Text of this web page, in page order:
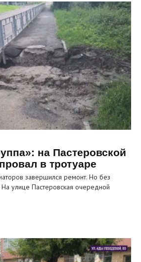
на Пастеровской
в тротуаре
завершился ремонт. Но без
улице Пастеровская очередной